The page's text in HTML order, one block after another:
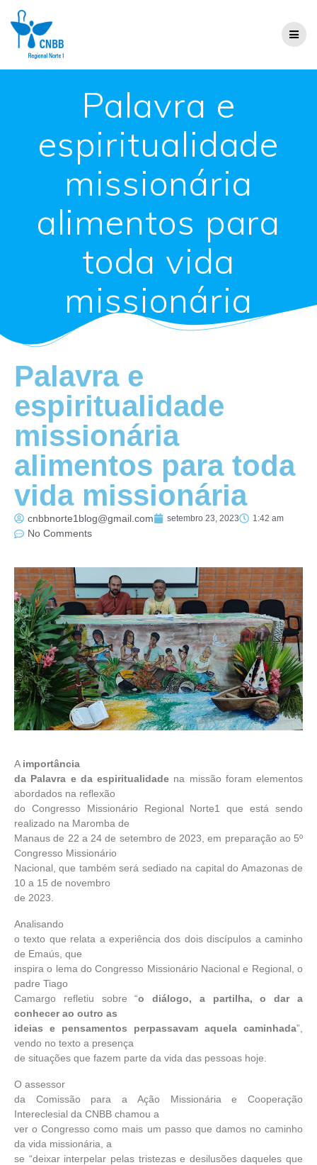
Palavra e
espiritualidade
missionária
alimentos para
toda vida
missionária
Palavra e
espiritualidade
missionária
alimentos para toda
vida missionária
cnbbnorte1blog@gmail.com setembro 23, 2023 1:42 am
No Comments
A importância
da Palavra e da espiritualidade na missão foram elementos
abordados na reflexão
do Congresso Missionário Regional Norte1 que está sendo
realizado na Maromba de
Manaus de 22 a 24 de setembro de 2023, em preparação ao 5º
Congresso Missionário
Nacional, que também será sediado na capital do Amazonas de
10 a 15 de novembro
de 2023.
Analisando
o texto que relata a experiência dos dois discípulos a caminho
de Emaús, que
inspira o lema do Congresso Missionário Nacional e Regional, o
padre Tiago
Camargo refletiu sobre “o diálogo, a partilha, o dar a
conhecer ao outro as
ideias e pensamentos perpassavam aquela caminhada”,
vendo no texto a presença
de situações que fazem parte da vida das pessoas hoje.
O assessor
da Comissão para a Ação Missionária e Cooperação
Intereclesial da CNBB chamou a
ver o Congresso como mais um passo que damos no caminho
da vida missionária, a
se “deixar interpelar pelas tristezas e desilusões daqueles que